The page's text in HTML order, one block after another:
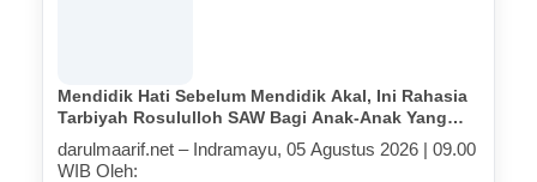
Mendidik Hati Sebelum Mendidik Akal, Ini Rahasia
Tarbiyah Rosululloh SAW Bagi Anak-Anak Yang
Terluka (Bagian III)
darulmaarif.net – Indramayu, 05 Agustus 2026 | 09.00
WIB Oleh: